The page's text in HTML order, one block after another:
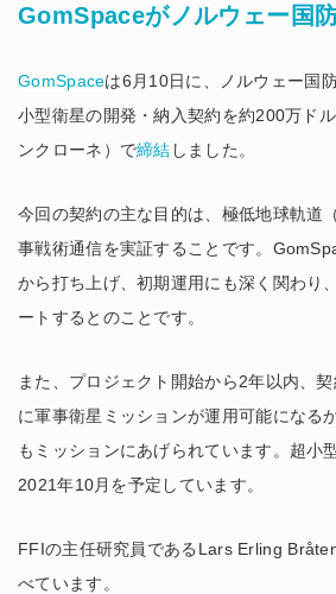
GomSpaceがノルウェー国
GomSpaceは6月10日に、ノルウェー国
小型衛星の開発・納入契約を約200万ド
ンクローネ）で締結 しました。
今回の契約の主な目的は、極低地球軌道
事戦術通信を実証することです。
から打ち上げ、初期運用にも深く関わり
ートするとのことです。
また、プロジェクト開始から2年以内、
に軍事衛星ミッションが運用可能になる
もミッションにあげられています。超小
2021年10月を予定しています。
FFIの主任研究員であるLars Erling
べています。